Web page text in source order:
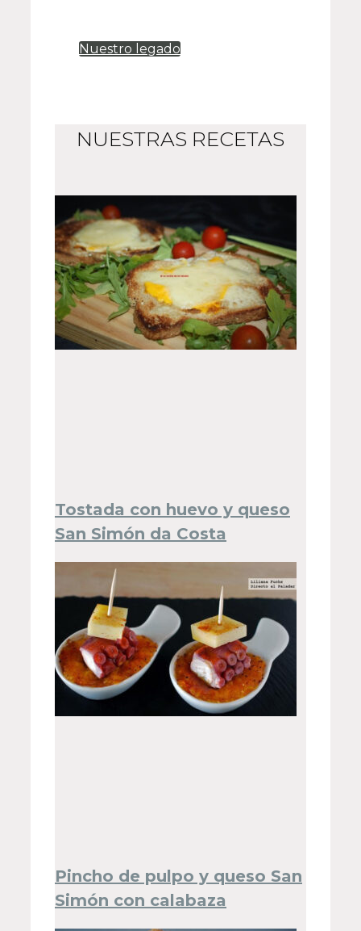
Nuestro legado
NUESTRAS RECETAS
Tostada con huevo y queso
San Simón da Costa
Pincho de pulpo y queso San
Simón con calabaza